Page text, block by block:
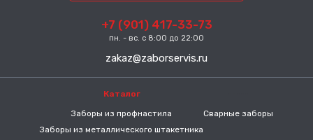
+7 (901) 417-33-73
пн. - вс. с 8:00 до 22:00
zakaz@zaborservis.ru
Каталог
Заборы из профнастила
Заборы из металлического штакетника
Сварные заборы